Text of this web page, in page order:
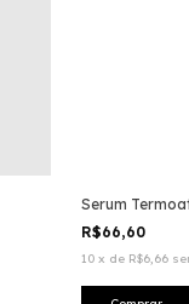
Serum
R$66,60
10 x de R$6,66